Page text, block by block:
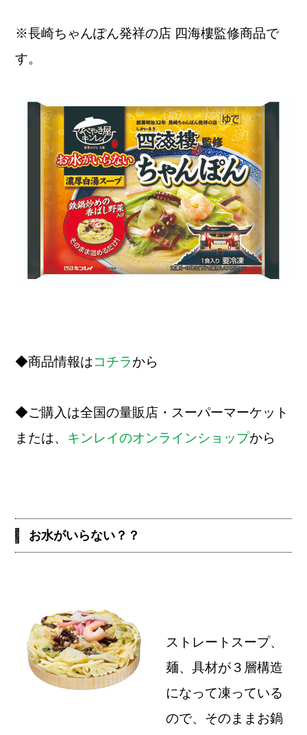
※長崎ちゃんぽん発祥の店 四海樓監修商品で
す。
◆商品情報はコチラから
◆ご購入は全国の量販店・スーパーマーケット
または、 キンレイのオンラインショップから
お水がいらない？？
ストレートスープ、
麺、具材が３層構造
になって凍っている
ので、そのままお鍋